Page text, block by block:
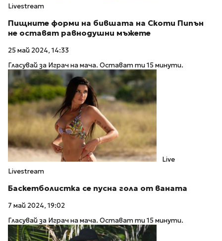
Livestream
Пищните форми на бившата на Скоти Пипън
не оставят равнодушни мъжете
25 май 2024, 14:33
Гласувай за Играч на мача. Остават ти 15 минути.
Live
Livestream
Баскетболистка се пусна гола от ваната
7 май 2024, 19:02
Гласувай за Играч на мача. Остават ти 15 минути.